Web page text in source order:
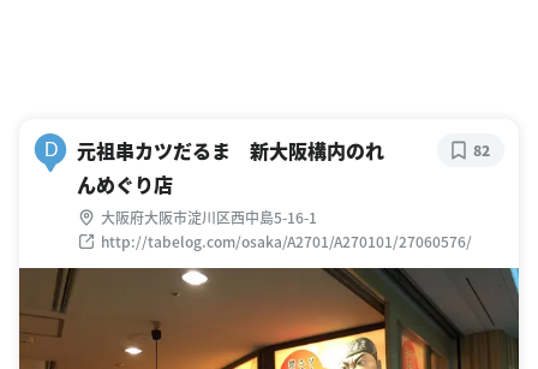
D
元祖串カツだるま 新大阪構内のれ
んめぐり店
大阪府大阪市淀川区西中島5-16-1
http://tabelog.com/osaka/A2701/A270101/27060576/
82